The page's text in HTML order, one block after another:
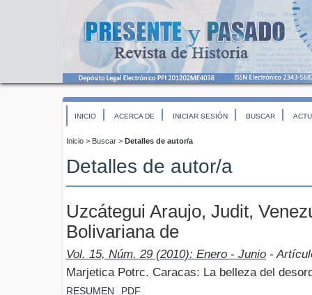
INICIO ACERCA DE INICIAR SESIÓN BUSCAR
Inicio > Buscar > Detalles de autor/a
Detalles de autor/a
Uzcátegui Araujo, Judit,
Bolivariana de
Vol. 15, Núm. 29 (2010): Enero - Junio -
Marjetica Potrc. Caracas: La belleza del
RESUMEN PDF